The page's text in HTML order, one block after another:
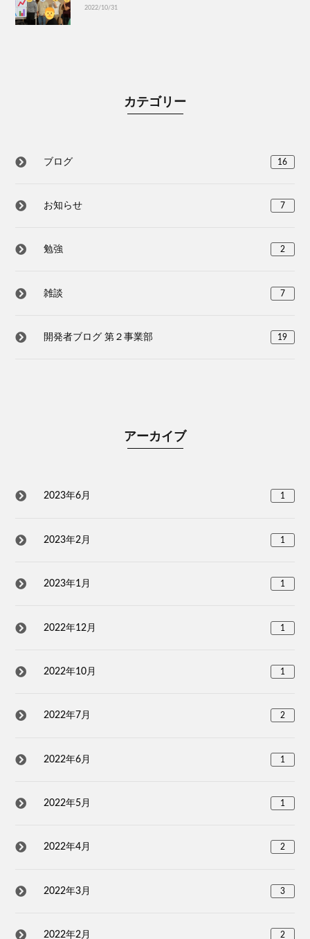
2022/10/31
カテゴリー
ブログ 16
お知らせ 7
勉強 2
雑談 7
開発者ブログ 第２事業部 19
アーカイブ
2023年6月 1
2023年2月 1
2023年1月 1
2022年12月 1
2022年10月 1
2022年7月 2
2022年6月 1
2022年5月 1
2022年4月 2
2022年3月 3
2022年2月 2